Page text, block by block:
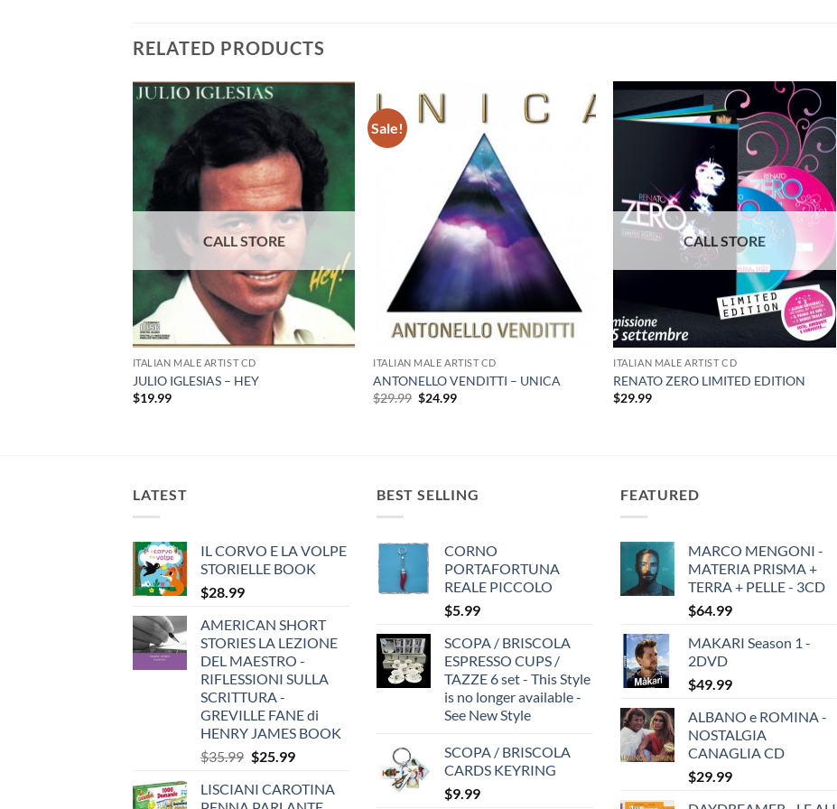
RELATED PRODUCTS
ITALIAN MALE ARTIST CD
JULIO IGLESIAS – HEY
$19.99
Sale!
ITALIAN MALE ARTIST CD
ANTONELLO VENDITTI – UNICA
$29.99 Original
$24.99Current
ITALIAN MALE ARTIST CD
RENATO ZERO LIMITED EDITION
$29.99
LATEST
IL CORVO E LA VOLPE
STORIELLE BOOK
$28.99
AMERICAN SHORT
STORIES LA LEZIONE
DEL MAESTRO -
RIFLESSIONI SULLA
SCRITTURA -
GREVILLE FANE di
HENRY JAMES BOOK
$35.99 Original
was:
$25.99Current
is:
LISCIANI CAROTINA
BEST SELLING
CORNO
PORTAFORTUNA
REALE PICCOLO
$5.99
SCOPA / BRISCOLA
ESPRESSO CUPS /
TAZZE 6 set - This Style
is no longer available -
See New Style
SCOPA / BRISCOLA
CARDS KEYRING
$9.99
FEATURED
MARCO MENGONI -
MATERIA PRISMA +
TERRA + PELLE - 3CD
$64.99
MAKARI Season 1 -
2DVD
$49.99
ALBANO e ROMINA -
NOSTALGIA
CANAGLIA CD
$29.99